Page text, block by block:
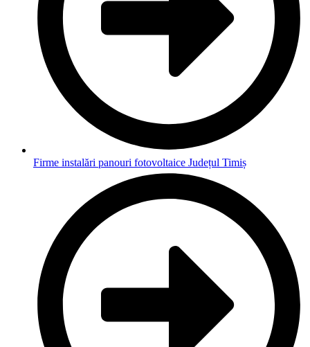
Firme instalări panouri fotovoltaice Județul Timiș